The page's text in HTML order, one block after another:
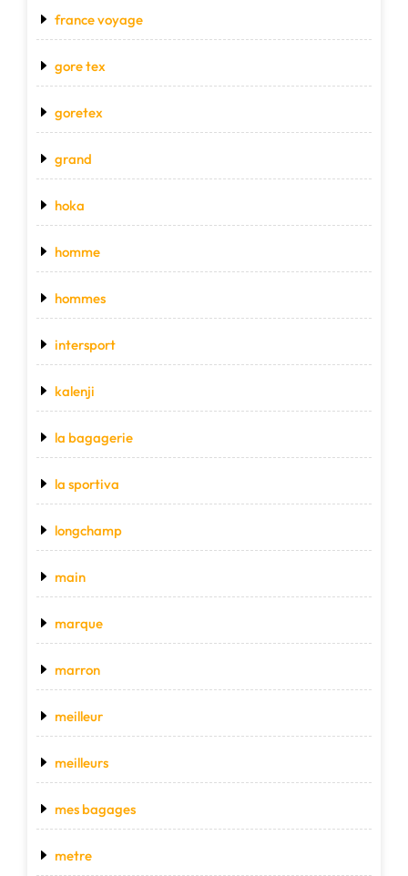
france voyage
gore tex
goretex
grand
hoka
homme
hommes
intersport
kalenji
la bagagerie
la sportiva
longchamp
main
marque
marron
meilleur
meilleurs
mes bagages
metre